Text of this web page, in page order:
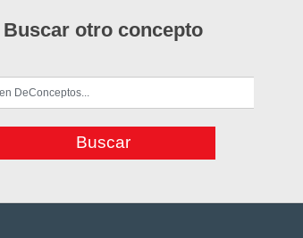
Buscar otro concepto